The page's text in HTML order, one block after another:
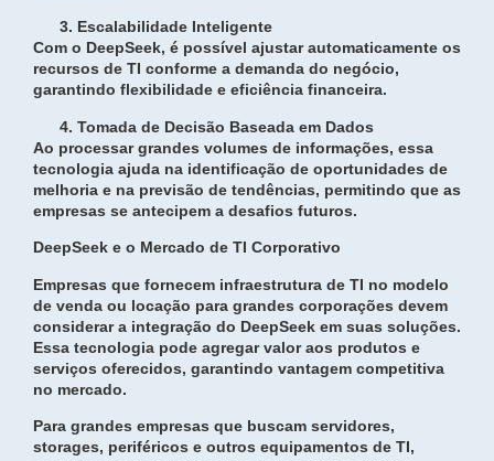
Escalabilidade Inteligente
Com o DeepSeek, é possível ajustar automaticamente os
recursos de TI conforme a demanda do negócio,
garantindo flexibilidade e eficiência financeira.
Tomada de Decisão Baseada em Dados
Ao processar grandes volumes de informações, essa
tecnologia ajuda na identificação de oportunidades de
melhoria e na previsão de tendências, permitindo que as
empresas se antecipem a desafios futuros.
DeepSeek e o Mercado de TI Corporativo
Empresas que fornecem infraestrutura de TI no modelo
de venda ou locação para grandes corporações devem
considerar a integração do DeepSeek em suas soluções.
Essa tecnologia pode agregar valor aos produtos e
serviços oferecidos, garantindo vantagem competitiva
no mercado.
Para grandes empresas que buscam servidores,
storages, periféricos e outros equipamentos de TI,